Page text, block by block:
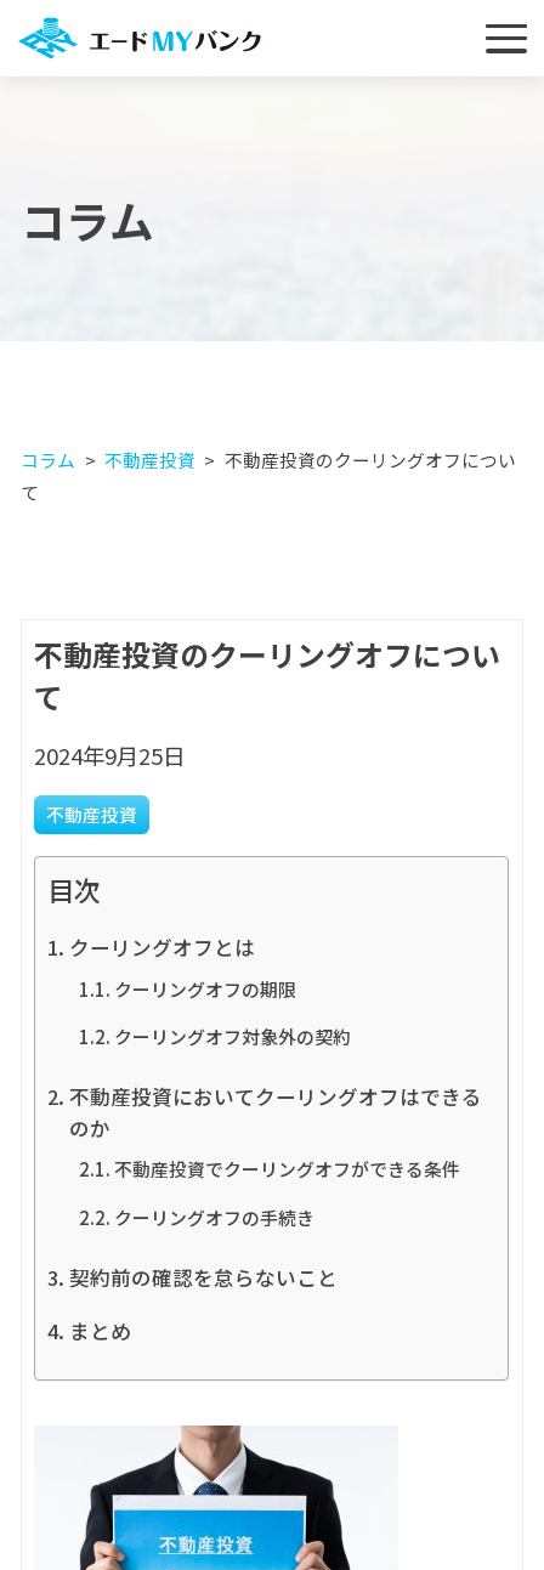
コラム
コラム 不動産投資
不動産投資のクーリングオフについ
て
不動産投資のクーリングオフについ
て
2024年9月25日
不動産投資
目次
クーリングオフとは
クーリングオフの期限
クーリングオフ対象外の契約
不動産投資においてクーリングオフはできる
のか
不動産投資でクーリングオフができる条件
クーリングオフの手続き
契約前の確認を怠らないこと
まとめ